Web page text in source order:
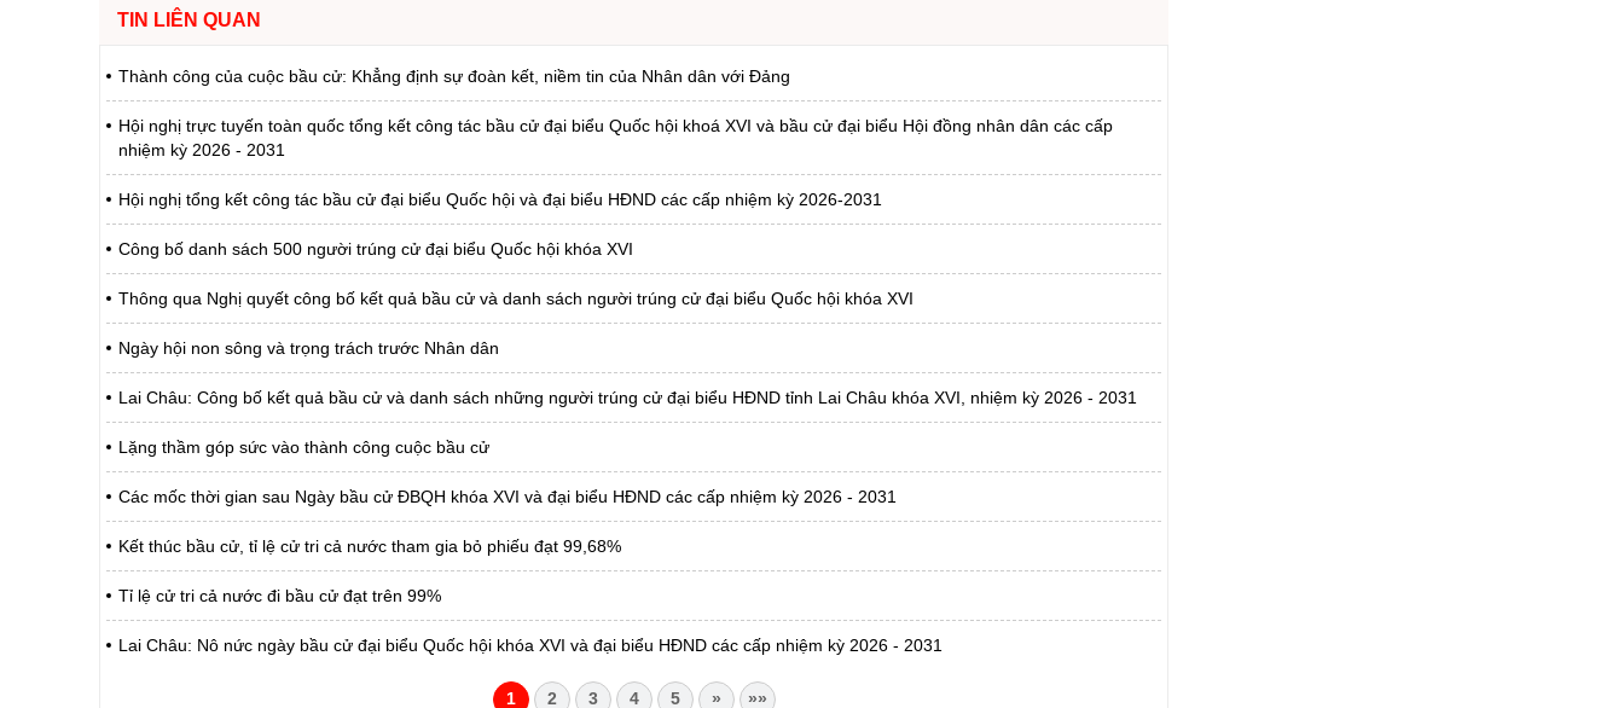
TIN LIÊN QUAN
Thành công của cuộc bầu cử: Khẳng định sự đoàn kết, niềm tin của Nhân dân với Đảng
Hội nghị trực tuyến toàn quốc tổng kết công tác bầu cử đại biểu Quốc hội khoá XVI và bầu cử đại biểu Hội đồng nhân dân các cấp
nhiệm kỳ 2026 - 2031
Hội nghị tổng kết công tác bầu cử đại biểu Quốc hội và đại biểu HĐND các cấp nhiệm kỳ 2026-2031
Công bố danh sách 500 người trúng cử đại biểu Quốc hội khóa XVI
Thông qua Nghị quyết công bố kết quả bầu cử và danh sách người trúng cử đại biểu Quốc hội khóa XVI
Ngày hội non sông và trọng trách trước Nhân dân
Lai Châu: Công bố kết quả bầu cử và danh sách những người trúng cử đại biểu HĐND tỉnh Lai Châu khóa XVI, nhiệm kỳ 2026 - 2031
Lặng thầm góp sức vào thành công cuộc bầu cử
Các mốc thời gian sau Ngày bầu cử ĐBQH khóa XVI và đại biểu HĐND các cấp nhiệm kỳ 2026 - 2031
Kết thúc bầu cử, tỉ lệ cử tri cả nước tham gia bỏ phiếu đạt 99,68%
Tỉ lệ cử tri cả nước đi bầu cử đạt trên 99%
Lai Châu: Nô nức ngày bầu cử đại biểu Quốc hội khóa XVI và đại biểu HĐND các cấp nhiệm kỳ 2026 - 2031
1 2 3 4 5 » »»